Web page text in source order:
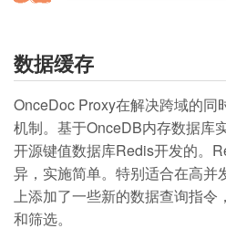
数据缓存
OnceDoc Proxy在解决跨域的同
机制。基于OnceDB内存数据库
开源键值数据库Redis开发的。
异，实施简单。特别适合在高并
上添加了一些新的数据查询指令
和筛选。